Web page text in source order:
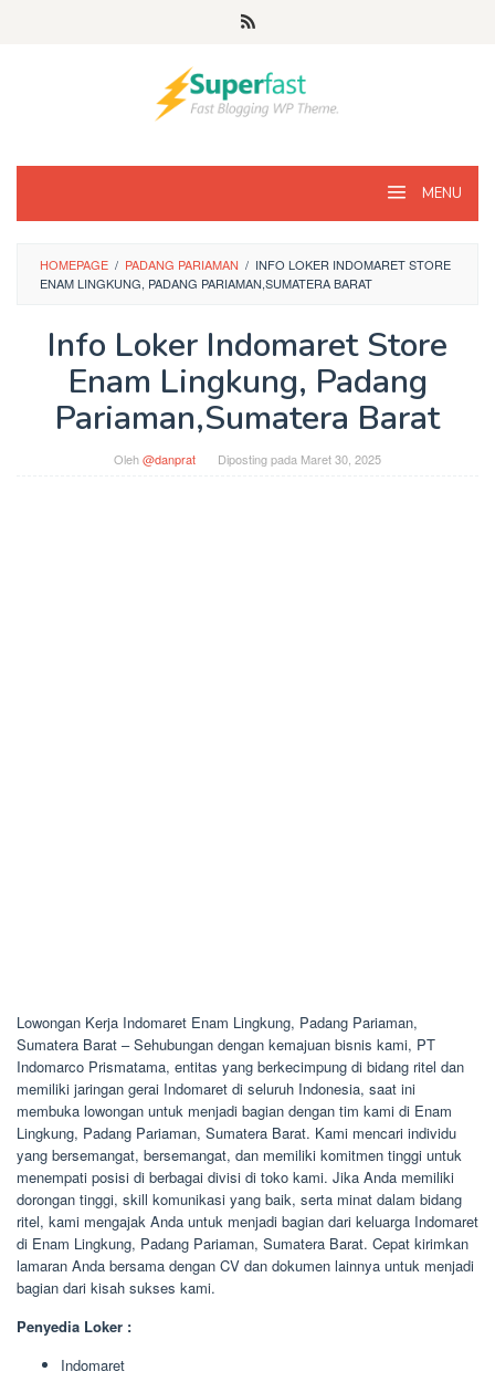
MENU
HOMEPAGE / PADANG PARIAMAN / INFO LOKER INDOMARET STORE
ENAM LINGKUNG, PADANG PARIAMAN,SUMATERA BARAT
Info Loker Indomaret Store
Enam Lingkung, Padang
Pariaman,Sumatera Barat
Oleh@danprat Diposting pada Maret 30, 2025
Lowongan Kerja Indomaret Enam Lingkung, Padang Pariaman,
Sumatera Barat – Sehubungan dengan kemajuan bisnis kami, PT
Indomarco Prismatama, entitas yang berkecimpung di bidang ritel dan
memiliki jaringan gerai Indomaret di seluruh Indonesia, saat ini
membuka lowongan untuk menjadi bagian dengan tim kami di Enam
Lingkung, Padang Pariaman, Sumatera Barat. Kami mencari individu
yang bersemangat, bersemangat, dan memiliki komitmen tinggi untuk
menempati posisi di berbagai divisi di toko kami. Jika Anda memiliki
dorongan tinggi, skill komunikasi yang baik, serta minat dalam bidang
ritel, kami mengajak Anda untuk menjadi bagian dari keluarga Indomaret
di Enam Lingkung, Padang Pariaman, Sumatera Barat. Cepat kirimkan
lamaran Anda bersama dengan CV dan dokumen lainnya untuk menjadi
bagian dari kisah sukses kami.
Penyedia Loker :
Indomaret